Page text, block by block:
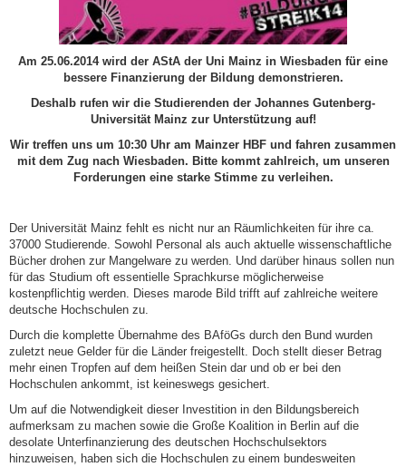
Am 25.06.2014 wird der AStA der Uni Mainz in Wiesbaden für eine
bessere Finanzierung der Bildung demonstrieren.
Deshalb rufen wir die Studierenden der Johannes Gutenberg-
Universität Mainz zur Unterstützung auf!
Wir treffen uns um 10:30 Uhr am Mainzer HBF und fahren zusammen
mit dem Zug nach Wiesbaden. Bitte kommt zahlreich, um unseren
Forderungen eine starke Stimme zu verleihen.
Der Universität Mainz fehlt es nicht nur an Räumlichkeiten für ihre ca.
37000 Studierende. Sowohl Personal als auch aktuelle wissenschaftliche
Bücher drohen zur Mangelware zu werden. Und darüber hinaus sollen nun
für das Studium oft essentielle Sprachkurse möglicherweise
kostenpflichtig werden. Dieses marode Bild trifft auf zahlreiche weitere
deutsche Hochschulen zu.
Durch die komplette Übernahme des BAföGs durch den Bund wurden
zuletzt neue Gelder für die Länder freigestellt. Doch stellt dieser Betrag
mehr einen Tropfen auf dem heißen Stein dar und ob er bei den
Hochschulen ankommt, ist keineswegs gesichert.
Um auf die Notwendigkeit dieser Investition in den Bildungsbereich
aufmerksam zu machen sowie die Große Koalition in Berlin auf die
desolate Unterfinanzierung des deutschen Hochschulsektors
hinzuweisen, haben sich die Hochschulen zu einem bundesweiten